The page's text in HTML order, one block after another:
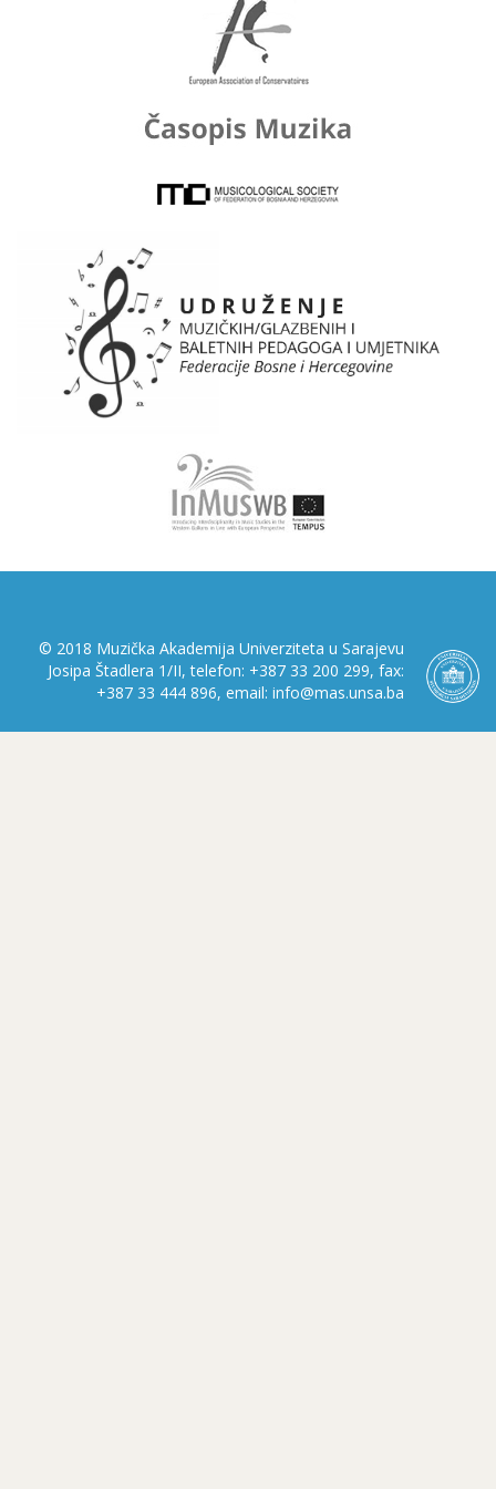
© 2018 Muzička Akademija Univerziteta u Sarajevu
Josipa Štadlera 1/II, telefon: +387 33 200 299, fax:
+387 33 444 896, email: info@mas.unsa.ba